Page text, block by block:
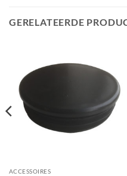
GERELATEERDE
ACCESSOIRES